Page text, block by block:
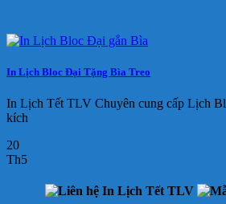
In Lịch Bloc Đại Tặng Bìa Treo
In Lịch Tết TLV Chuyên cung cấp Lịch
kích
20
Th5